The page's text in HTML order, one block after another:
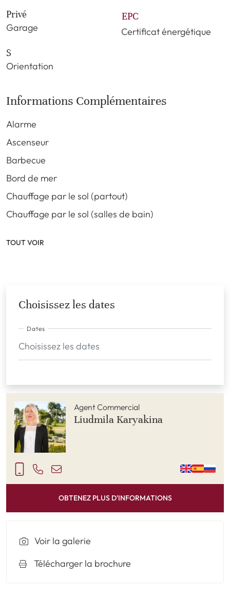
Privé
Garage
EPC
Certificat énergétique
S
Orientation
Informations Complémentaires
Alarme
Ascenseur
Barbecue
Bord de mer
Chauffage par le sol (partout)
Chauffage par le sol (salles de bain)
TOUT VOIR
Choisissez les dates
Dates
Agent Commercial
Liudmila Karyakina
OBTENEZ PLUS D'INFORMATIONS
Voir la galerie
Télécharger la brochure